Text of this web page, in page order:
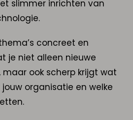
slimmer inrichten van
concreet en
je niet alleen nieuwe
ook scherp krijgt wat
organisatie en welke